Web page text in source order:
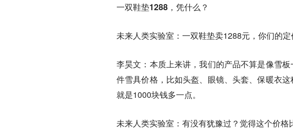
一双鞋垫1288，凭什么？
未来人类实验室： 一双鞋垫卖1288元，你们的
李昊文： 本质上来讲，我们的产品不算是像雪
件雪具价格，比如头盔、眼镜、头套、保暖衣
就是1000块钱多一点。
未来人类实验室： 有没有犹豫过？觉得这个价格